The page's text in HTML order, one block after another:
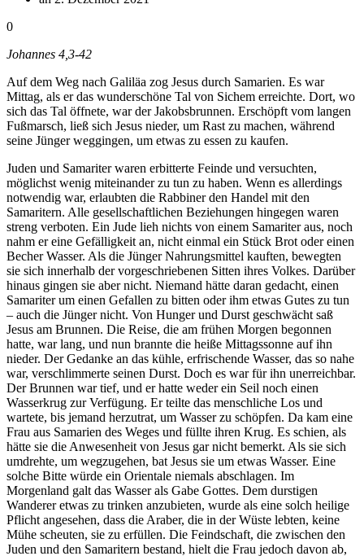
0
Johannes 4,3-42
Auf dem Weg nach Galiläa zog Jesus durch Samarien. Es war
Mittag, als er das wunderschöne Tal von Sichem erreichte. Dort, wo
sich das Tal öffnete, war der Jakobsbrunnen. Erschöpft vom langen
Fußmarsch, ließ sich Jesus nieder, um Rast zu machen, während
seine Jünger weggingen, um etwas zu essen zu kaufen.
Juden und Samariter waren erbitterte Feinde und versuchten,
möglichst wenig miteinander zu tun zu haben. Wenn es allerdings
notwendig war, erlaubten die Rabbiner den Handel mit den
Samaritern. Alle gesellschaftlichen Beziehungen hingegen waren
streng verboten. Ein Jude lieh nichts von einem Samariter aus, noch
nahm er eine Gefälligkeit an, nicht einmal ein Stück Brot oder einen
Becher Wasser. Als die Jünger Nahrungsmittel kauften, bewegten
sie sich innerhalb der vorgeschriebenen Sitten ihres Volkes. Darüber
hinaus gingen sie aber nicht. Niemand hätte daran gedacht, einen
Samariter um einen Gefallen zu bitten oder ihm etwas Gutes zu tun
– auch die Jünger nicht. Von Hunger und Durst geschwächt saß
Jesus am Brunnen. Die Reise, die am frühen Morgen begonnen
hatte, war lang, und nun brannte die heiße Mittagssonne auf ihn
nieder. Der Gedanke an das kühle, erfrischende Wasser, das so nahe
war, verschlimmerte seinen Durst. Doch es war für ihn unerreichbar.
Der Brunnen war tief, und er hatte weder ein Seil noch einen
Wasserkrug zur Verfügung. Er teilte das menschliche Los und
wartete, bis jemand herzutrat, um Wasser zu schöpfen. Da kam eine
Frau aus Samarien des Weges und füllte ihren Krug. Es schien, als
hätte sie die Anwesenheit von Jesus gar nicht bemerkt. Als sie sich
umdrehte, um wegzugehen, bat Jesus sie um etwas Wasser. Eine
solche Bitte würde ein Orientale niemals abschlagen. Im
Morgenland galt das Wasser als Gabe Gottes. Dem durstigen
Wanderer etwas zu trinken anzubieten, wurde als eine solch heilige
Pflicht angesehen, dass die Araber, die in der Wüste lebten, keine
Mühe scheuten, sie zu erfüllen. Die Feindschaft, die zwischen den
Juden und den Samaritern bestand, hielt die Frau jedoch davon ab,